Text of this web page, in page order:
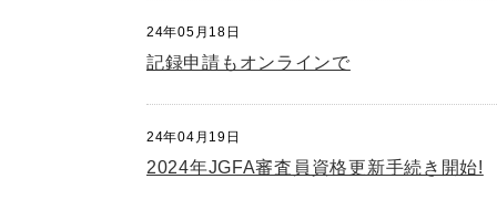
24年05月18日
記録申請もオンラインで
24年04月19日
2024年JGFA審査員資格更新手続き開始!